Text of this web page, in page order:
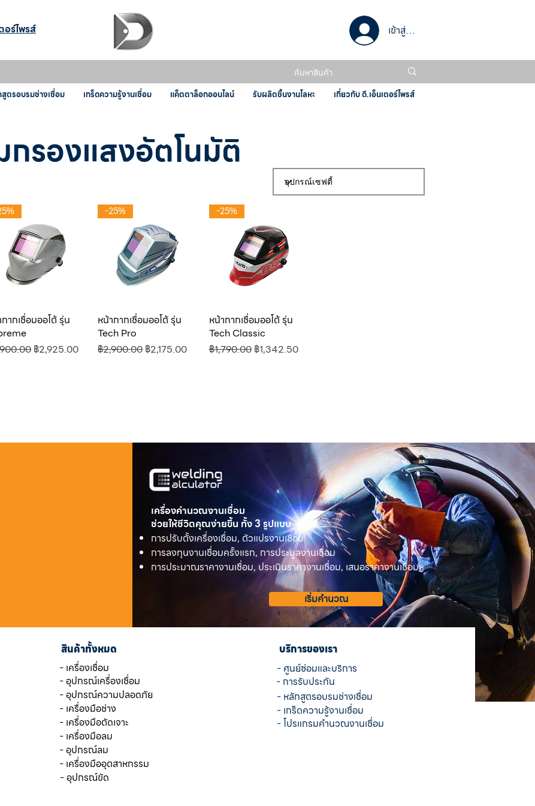
อร์ไพรส์ เข้าสู่ระบบ
ตรอบรมช่างเชื่อม เกร็ดความรู้งานเชื่อม แค็ตตาล็อกออนไลน์ รับผลิตชิ้นงานโลหะ เกี่ยวกับ ดี.เอ็นเตอร์ไพรส์
กรองแสงอัตโนมัติ
ดูข้อมูลด่วน
ากเชื่อมออโต้ รุ่น
ปกติ
ราคาขายลด
฿2,925.00
ดูข้อมูลด่วน
-25%
หน้ากากเชื่อมออโต้ รุ่น
Tech Pro
ราคาปกติ
฿2,900.00 ราคาขายลด
฿2,175.00
ดูข้อมูลด่วน
-25%
หน้ากากเชื่อมออโต้ รุ่น
Tech Classic
ราคาปกติ
฿1,790.00 ราคาขายลด
฿1,342.50
เครื่องคำนวณงานเชื่อม
ช่วยให้ชีวิตคุณง่ายขึ้น ทั้ง 3 รูปแบบ
การปรับตั้งเครื่องเชื่อม, ตัวแปรงานเชื่อม
การลงทุนงานเชื่อมครั้งแรก, การประมูลงานเชื่อม
การประมาณราคางานเชื่อม, ประเมินราคางานเชื่อม, เสนอราคางานเชื่อม
เริ่มคำนวณ
สินค้าทั้งหมด
- เครื่องเชื่อม
- อุปกรณ์เครื่องเชื่อม
- อุปกรณ์ความปลอดภัย
- เครื่องมือช่าง
- เครื่องมือตัดเจาะ
- เครื่องมือลม
- อุปกรณ์ลม
- เครื่องมืออุตสาหกรรม
- อุปกรณ์ขัด
บริการของเรา
- ศูนย์ซ่อมและบริการ
- การรับประกัน
- หลักสูตรอบรมช่างเชื่อม
- เกร็ดความรู้งานเชื่อม
- โปรแกรมคำนวณงานเชื่อม